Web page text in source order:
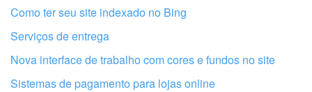
Como ter seu site indexado no Bing
Serviços de entrega
Nova interface de trabalho com cores e fundos no site
Sistemas de pagamento para lojas online